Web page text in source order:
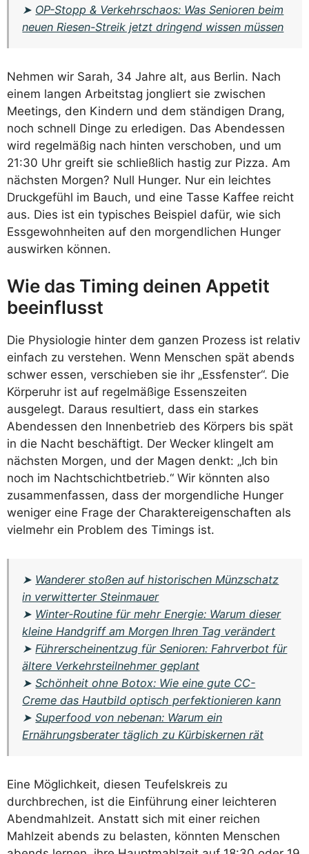
➤ OP-Stopp & Verkehrschaos: Was Senioren beim
neuen Riesen-Streik jetzt dringend wissen müssen
Nehmen wir Sarah, 34 Jahre alt, aus Berlin. Nach
einem langen Arbeitstag jongliert sie zwischen
Meetings, den Kindern und dem ständigen Drang,
noch schnell Dinge zu erledigen. Das Abendessen
wird regelmäßig nach hinten verschoben, und um
21:30 Uhr greift sie schließlich hastig zur Pizza. Am
nächsten Morgen? Null Hunger. Nur ein leichtes
Druckgefühl im Bauch, und eine Tasse Kaffee reicht
aus. Dies ist ein typisches Beispiel dafür, wie sich
Essgewohnheiten auf den morgendlichen Hunger
auswirken können.
Wie das Timing deinen Appetit
beeinflusst
Die Physiologie hinter dem ganzen Prozess ist relativ
einfach zu verstehen. Wenn Menschen spät abends
schwer essen, verschieben sie ihr „Essfenster“. Die
Körperuhr ist auf regelmäßige Essenszeiten
ausgelegt. Daraus resultiert, dass ein starkes
Abendessen den Innenbetrieb des Körpers bis spät
in die Nacht beschäftigt. Der Wecker klingelt am
nächsten Morgen, und der Magen denkt: „Ich bin
noch im Nachtschichtbetrieb.“ Wir könnten also
zusammenfassen, dass der morgendliche Hunger
weniger eine Frage der Charaktereigenschaften als
vielmehr ein Problem des Timings ist.
➤ Wanderer stoßen auf historischen Münzschatz
in verwitterter Steinmauer
➤ Winter-Routine für mehr Energie: Warum dieser
kleine Handgriff am Morgen Ihren Tag verändert
➤ Führerscheinentzug für Senioren: Fahrverbot für
ältere Verkehrsteilnehmer geplant
➤Schönheit ohne Botox: Wie eine gute CC-
Creme das Hautbild optisch perfektionieren kann
➤Superfood von nebenan: Warum ein
Ernährungsberater täglich zu Kürbiskernen rät
Eine Möglichkeit, diesen Teufelskreis zu
durchbrechen, ist die Einführung einer leichteren
Abendmahlzeit. Anstatt sich mit einer reichen
Mahlzeit abends zu belasten, könnten Menschen